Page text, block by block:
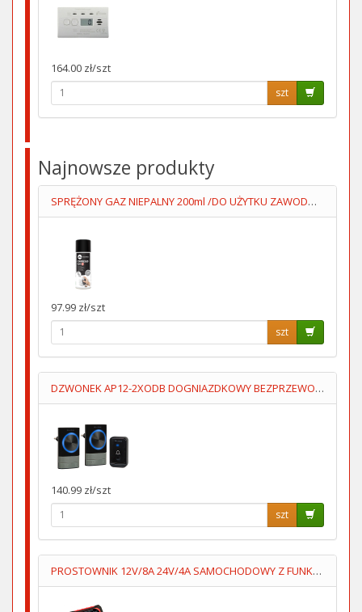
164.00 zł/szt
szt
Najnowsze produkty
SPRĘŻONY GAZ NIEPALNY 200ml /DO UŻYTKU ZAWODOWEGO/
97.99 zł/szt
szt
DZWONEK AP12-2XODB DOGNIAZDKOWY BEZPRZEWODOWY 2 ODBIORNIKI
140.99 zł/szt
szt
PROSTOWNIK 12V/8A 24V/4A SAMOCHODOWY Z FUNKCJĄ NAPRAWY 7STOP